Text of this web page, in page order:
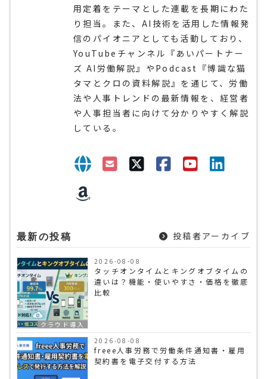
用定着をテーマとした連載を長期にわた
り担当。また、AI技術を活用した情報発
信のパイオニアとしても活動しており、
YouTubeチャンネル『あいパートナー
ズ AI労働解説』やPodcast『博識な猫
タマとクロの資料解説』を通じて、労働
法や人事トレンドの最新情報を、経営者
や人事担当者に向けて分かりやすく解説
している。
最新の投稿 投稿者アーカイブ
クラウド導入
2026-08-08
タッチオンタイムとキングオブタイムの
違いは？機能・使いやすさ・価格を徹底
比較
2026-08-08
freee人事労務で労働条件通知書・雇用
契約書を電子交付する方法